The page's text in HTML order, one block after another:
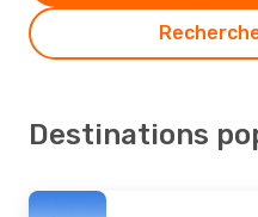
Destinations